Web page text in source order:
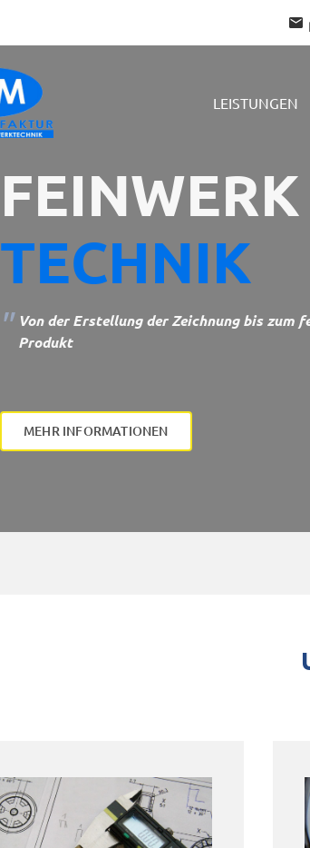
LEISTUNGEN
ALLE KATEGORIEN
CAD & CAM
Programmierung
CNC-Drehen
FEINWERK
TECHNIK
Von der Erstellung der Zeichnung bis zum
Produkt
MEHR INFORMATIONEN